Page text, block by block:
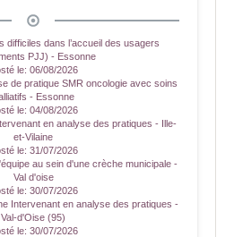
difficiles dans l’accueil des usagers
PJJ) - Essonne
le: 06/08/2026
de pratique SMR oncologie avec soins
- Essonne
le: 04/08/2026
en analyse des pratiques - Ille-
et-Vilaine
le: 31/07/2026
au sein d'une crèche municipale -
Val d'oise
le: 30/07/2026
Intervenant en analyse des pratiques -
Val-d'Oise (95)
le: 30/07/2026